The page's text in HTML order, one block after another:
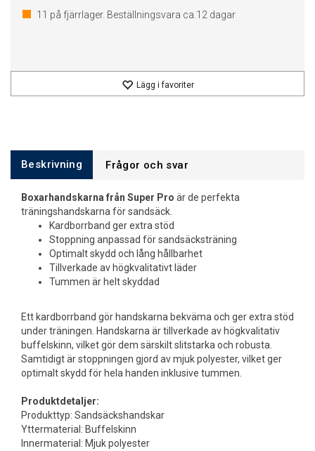
11 på fjärrlager. Beställningsvara ca. 12 dagar
Lägg i favoriter
Beskrivning Frågor och svar
Boxarhandskarna från Super Pro är de perfekta
träningshandskarna för sandsäck.
Kardborrband ger extra stöd
Stoppning anpassad för sandsäcksträning
Optimalt skydd och lång hållbarhet
Tillverkade av högkvalitativt läder
Tummen är helt skyddad
Ett kardborrband gör handskarna bekväma och ger extra stöd
under träningen. Handskarna är tillverkade av högkvalitativ
buffelskinn, vilket gör dem särskilt slitstarka och robusta.
Samtidigt är stoppningen gjord av mjuk polyester, vilket ger
optimalt skydd för hela handen inklusive tummen.
Produktdetaljer:
Produkttyp: Sandsäckshandskar
Yttermaterial: Buffelskinn
Innermaterial: Mjuk polyester